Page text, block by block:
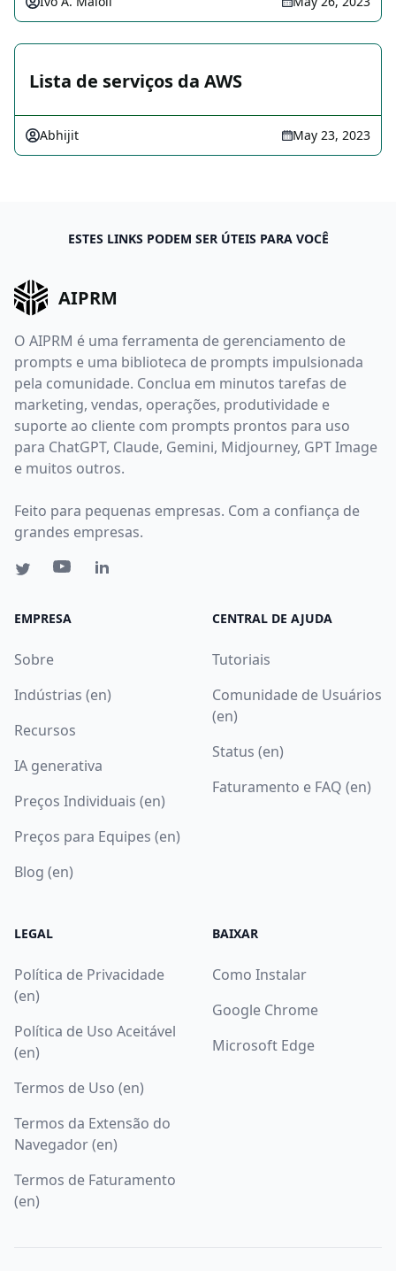
Lista de serviços da AWS
Abhijit May 23, 2023
ESTES LINKS PODEM SER ÚTEIS PARA VOCÊ
AIPRM
O AIPRM é uma ferramenta de gerenciamento de
prompts e uma biblioteca de prompts impulsionada
pela comunidade. Conclua em minutos tarefas de
marketing, vendas, operações, produtividade e
suporte ao cliente com prompts prontos para uso
para ChatGPT, Claude, Gemini, Midjourney, GPT Image
e muitos outros.
Feito para pequenas empresas. Com a confiança de
grandes empresas.
EMPRESA
Sobre
Indústrias (en)
Recursos
IA generativa
Preços Individuais (en)
Preços para Equipes (en)
Blog (en)
CENTRAL DE AJUDA
Tutoriais
Comunidade de Usuários
(en)
Status (en)
Faturamento e FAQ (en)
LEGAL
Política de Privacidade
(en)
Política de Uso Aceitável
(en)
Termos de Uso (en)
Termos da Extensão do
Navegador (en)
Termos de Faturamento
(en)
BAIXAR
Como Instalar
Google Chrome
Microsoft Edge